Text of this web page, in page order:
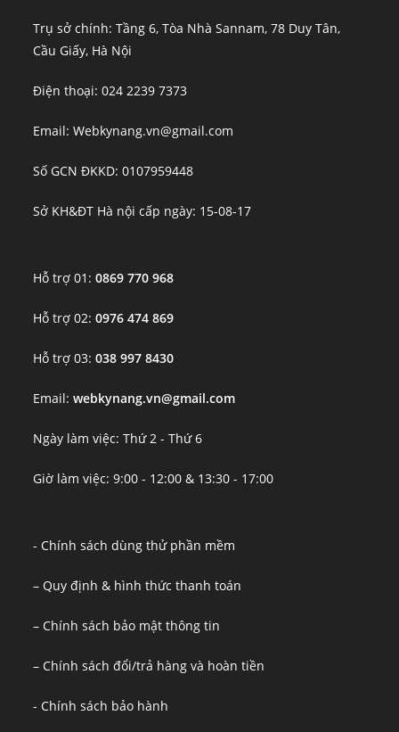
Trụ sở chính: Tầng 6, Tòa Nhà Sannam, 78 Duy Tân,
Cầu Giấy, Hà Nội
Điện thoại: 024 2239 7373
Email: Webkynang.vn@gmail.com
Số GCN ĐKKD: 0107959448
Sở KH&ĐT Hà nội cấp ngày: 15-08-17
Hỗ trợ 01:0869 770 968
Hỗ trợ 02:0976 474 869
Hỗ trợ 03:038 997 8430
Email:webkynang.vn@gmail.com
Ngày làm việc: Thứ 2 - Thứ 6
Giờ làm việc: 9:00 - 12:00 & 13:30 - 17:00
- Chính sách dùng thử phần mềm
– Quy định & hình thức thanh toán
– Chính sách bảo mật thông tin
– Chính sách đổi/trả hàng và hoàn tiền
- Chính sách bảo hành